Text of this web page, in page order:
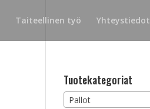
Taiteellinen työ Yhteystiedot
Tuotekategoriat
Pallot